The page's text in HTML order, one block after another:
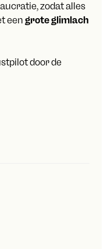
zodat alles
een grote glimlach
door de